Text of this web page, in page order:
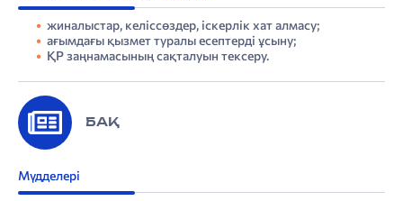
жиналыстар, келіссөздер, іскерлік хат алмасу;
ағымдағы қызмет туралы есептерді ұсыну;
ҚР заңнамасының сақталуын тексеру.
БАҚ
Мүдделері